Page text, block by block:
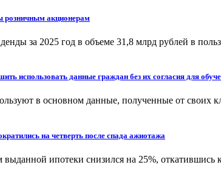
розничным акционерам
за 2025 год в объеме 31,8 млрд рублей в
использовать данные граждан без их согласия для
в основном данные, полученные от своих
на четверть после спада ажиотажа
выданной ипотеки снизился на 25%, откатившись